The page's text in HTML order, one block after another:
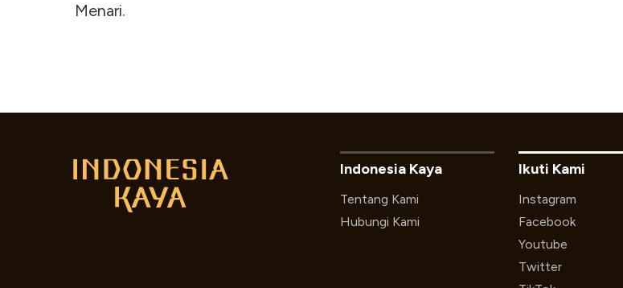
Menari.
Indonesia Kaya
Tentang Kami
Hubungi Kami
Ikuti Kami
Instagram
Facebook
Youtube
Twitter